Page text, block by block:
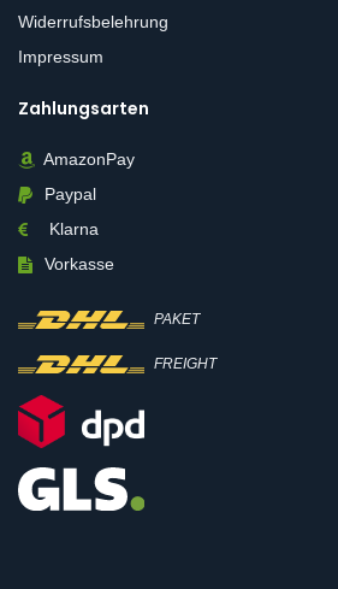
Widerrufsbelehrung
Impressum
Zahlungsarten
AmazonPay
Paypal
Klarna
Vorkasse
PAKET
FREIGHT